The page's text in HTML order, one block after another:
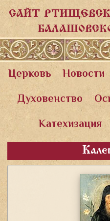
САЙТ
Церковь Новости
Духовенство
Катехизация